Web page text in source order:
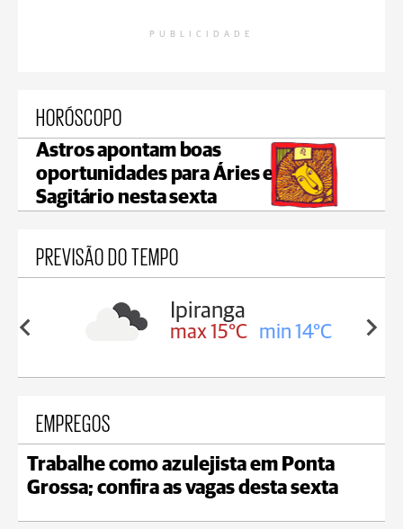
PUBLICIDADE
HORÓSCOPO
Astros apontam boas
oportunidades para Áries e
Sagitário nesta sexta
PREVISÃO DO TEMPO
17°C
Ipiranga
max 15°C min 14°C
EMPREGOS
Trabalhe como azulejista em Ponta
Grossa; confira as vagas desta sexta